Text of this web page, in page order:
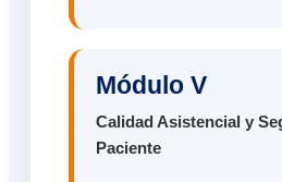
Módulo V
Calidad Asistencial y
Paciente